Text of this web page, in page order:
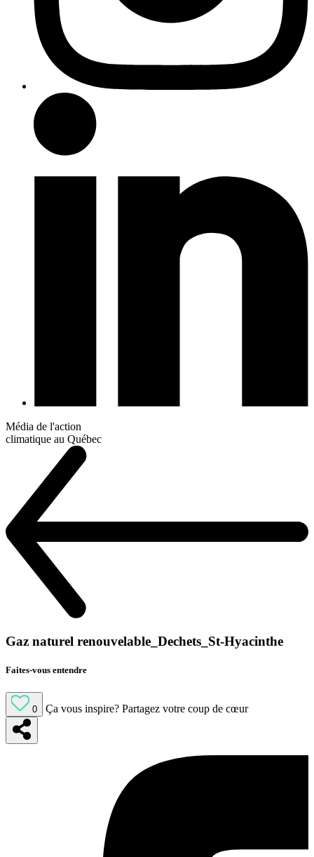
Média de l'action
climatique au Québec
Gaz naturel renouvelable_Dechets_St-Hyacinthe
Faites-vous entendre
0 Ça vous inspire? Partagez votre coup de cœur